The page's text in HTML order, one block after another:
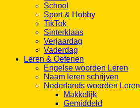
School
Sport & Hobby
TikTok
Sinterklaas
Verjaardag
Vaderdag
Leren & Oefenen
Engelse woorden Leren
Naam leren schrijven
Nederlands woorden Leren
Makkelijk
Gemiddeld